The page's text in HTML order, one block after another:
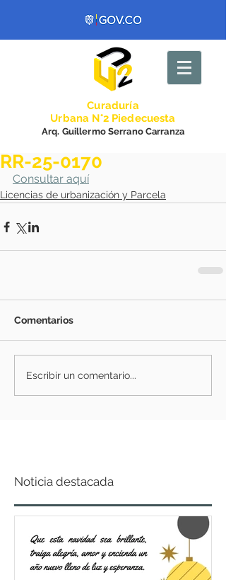
Curaduría
Urbana N°2 Piedecuesta
Arq. Guillermo Serrano Carranza
RR-25-0170
Consultar aquí
Licencias de urbanización y Parcela
Comentarios
Escribir un comentario...
Noticia destacada